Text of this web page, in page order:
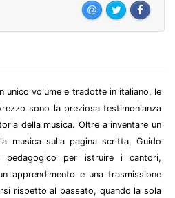
unico volume e tradotte in italiano, le
sono la preziosa testimonianza
della musica. Oltre a inventare un
musica sulla pagina scritta, Guido
pedagogico per istruire i cantori,
apprendimento e una trasmissione
rispetto al passato, quando la sola